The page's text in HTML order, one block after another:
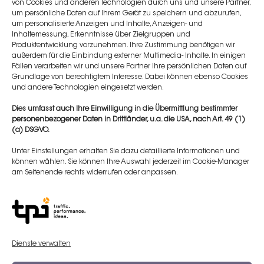
von Cookies und anderen Technologien durch uns und unsere Partner,
um persönliche Daten auf Ihrem Gerät zu speichern und abzurufen,
um personalisierte Anzeigen und Inhalte, Anzeigen- und
Inhaltemessung, Erkenntnisse über Zielgruppen und
Produktentwicklung vorzunehmen. Ihre Zustimmung benötigen wir
außerdem für die Einbindung externer Multimedia- Inhalte. In einigen
Fällen verarbeiten wir und unsere Partner Ihre persönlichen Daten auf
Grundlage von berechtigtem Interesse. Dabei können ebenso Cookies
und andere Technologien eingesetzt werden.
Dies umfasst auch Ihre Einwilligung in die Übermittlung bestimmter
personenbezogener Daten in Drittländer, u.a. die USA, nach Art. 49 (1)
(a) DSGVO.
Unter Einstellungen erhalten Sie dazu detaillierte Informationen und
können wählen. Sie können Ihre Auswahl jederzeit im Cookie-Manager
am Seitenende rechts widerrufen oder anpassen.
Dienste verwalten
15:00 - 16:30 Uhr
Hands-On unter Anleitung und Supervision von Dr.
Murat Dağdelen
16:30 - 17:00 Uhr
Resümee & Verabschiedung
Event Location
Location:
Adresse:
40237 Düsseldorf